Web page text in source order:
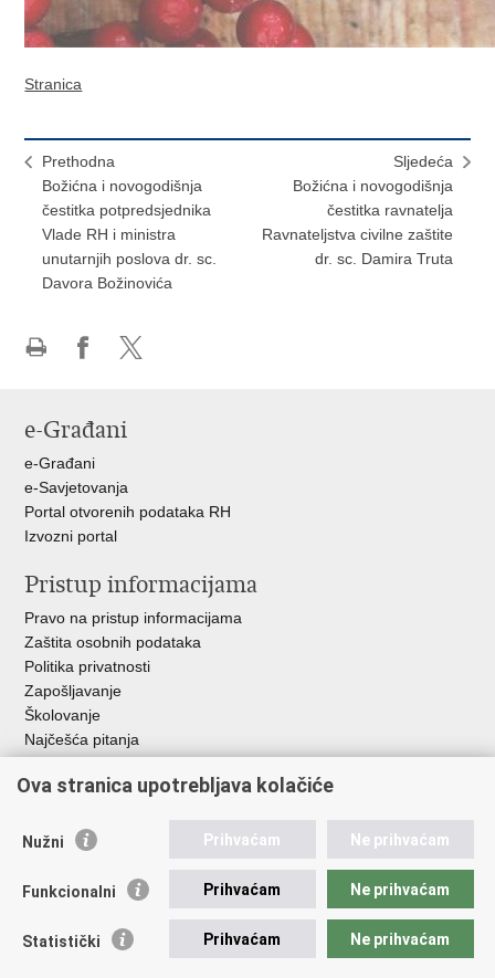
Stranica
Prethodna
Božićna i novogodišnja
čestitka potpredsjednika
Vlade RH i ministra
unutarnjih poslova dr. sc.
Davora Božinovića
Sljedeća
Božićna i novogodišnja
čestitka ravnatelja
Ravnateljstva civilne zaštite
dr. sc. Damira Truta
Facebooku
X-
e-Građani
e-Građani
e-Savjetovanja
Portal otvorenih podataka RH
Izvozni portal
Pristup informacijama
Pravo na pristup informacijama
Zaštita osobnih podataka
Politika privatnosti
Zapošljavanje
Školovanje
Najčešća pitanja
Važne poveznice
EMN Nacionalna kontaktna točka za Republiku Hrvatsku
Policijska akademija
Zaklada policijske solidarnosti
Ova stranica upotrebljava kolačiće
Nužni Prihvaćam Ne prihvaćam
Funkcionalni Prihvaćam Ne prihvaćam
Statistički Prihvaćam Ne prihvaćam